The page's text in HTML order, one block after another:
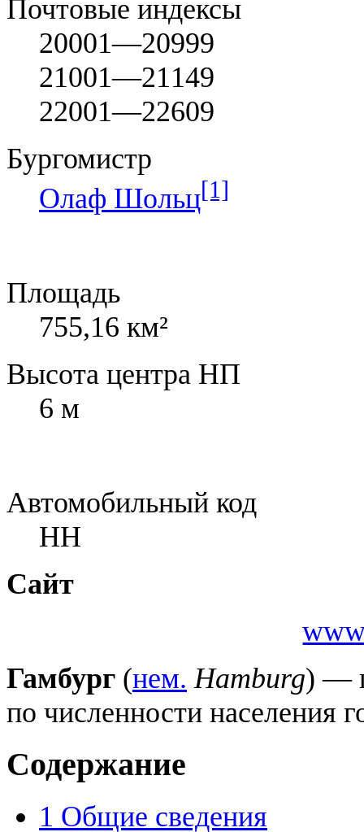
Почтовые индексы
20001—20999
21001—21149
22001—22609
Бургомистр
Олаф Шольц[1]
Площадь
755,16 км²
Высота центра НП
6 м
Автомобильный код
HH
Сайт
Гамбург (нем. Hamburg) —
по численности населения
Содержание
1 Общие сведения